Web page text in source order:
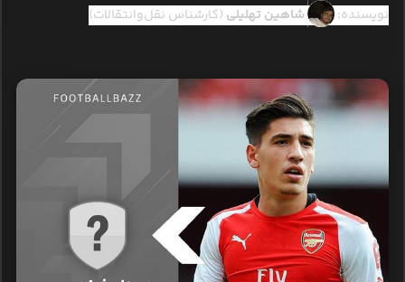
نویسنده: شاهین تهلیلی (کارشناس نقل‌وانتقالات)